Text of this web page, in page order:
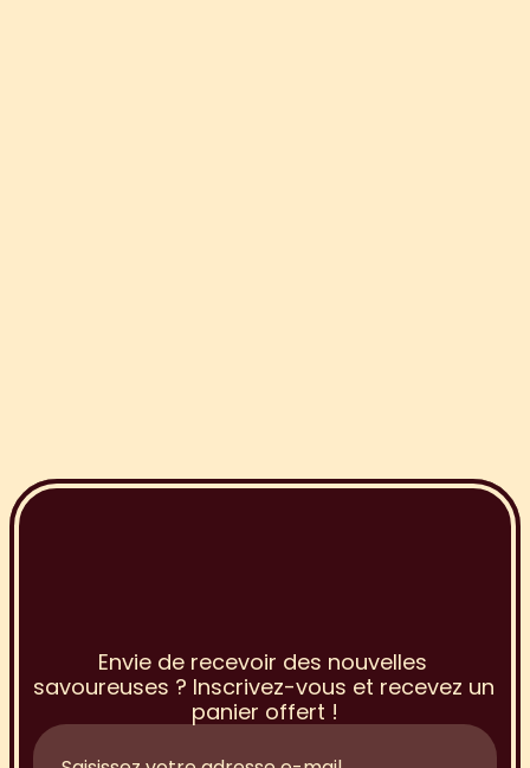
la Newslette
Envie de recevoir des nouvelles
savoureuses ? Inscrivez-vous et recevez un
panier offert !